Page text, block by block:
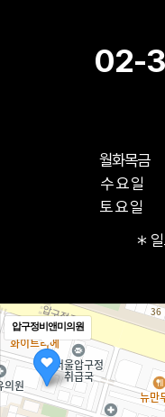
02-
월화목금
수 요 일
토 요 일
＊
압구정비앤미의원